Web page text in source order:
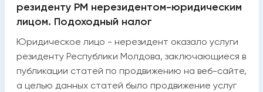
резиденту РМ нерезидентом-юридическим
лицом. Подоходный налог
Юридическое лицо - нерезидент оказало услуги
резиденту Республики Молдова, заключающиеся в
публикации статей по продвижению на веб-сайте,
а целью данных статей было продвижение услуг